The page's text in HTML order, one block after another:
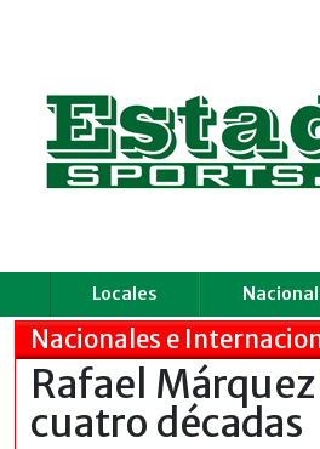
Locales
Nacionales e
Rafael
cuatro décadas